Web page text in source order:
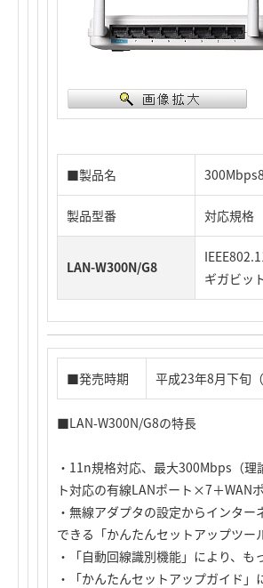
■製品名
製品型番 対応規格
LAN-W300N/G8
ギガビッ
■発売時期 平成23年8月下旬（
■LAN-W300N/G8の特長
・11n規格対応、最大300Mbps（
ト対応の有線LANポート×7＋WAN
・無線アダプタの設定からインタ
できる「かんたんセットアップツー
・「自動回線識別機能」により、
・「かんたんセットアップガイド